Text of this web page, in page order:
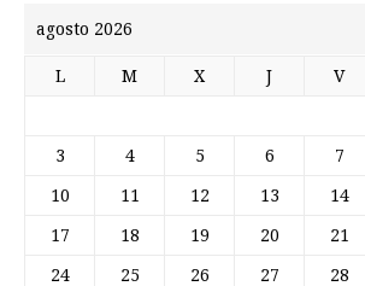
agosto 2026
L M X J V
3 4 5 6 7
10 11 12 13 14
17 18 19 20 21
24 25 26 27 28